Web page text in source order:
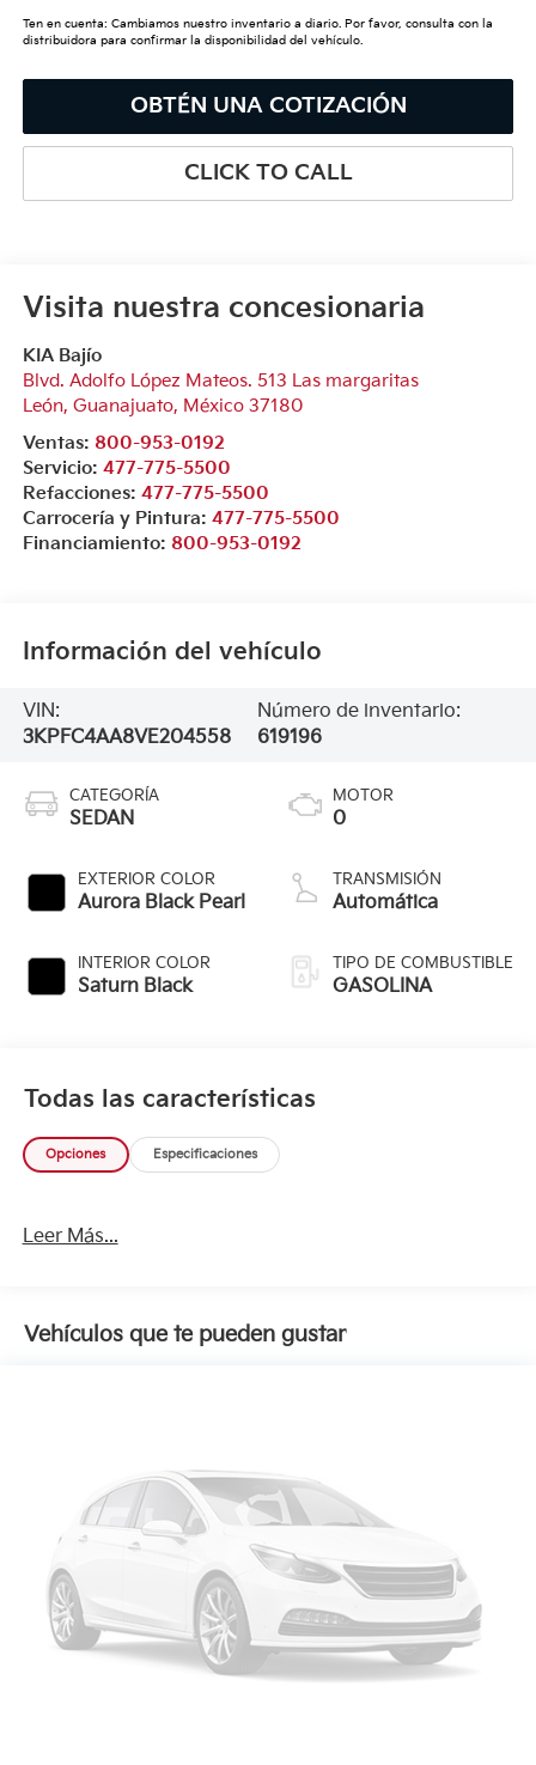
Ten en cuenta: Cambiamos nuestro inventario a diario. Por favor, consulta con la
distribuidora para confirmar la disponibilidad del vehículo.
OBTÉN UNA COTIZACIÓN
CLICK TO CALL
Visita nuestra concesionaria
KIA Bajío
Blvd. Adolfo López Mateos. 513 Las margaritas
León, Guanajuato, México 37180
Ventas: 800-953-0192
Servicio: 477-775-5500
Refacciones: 477-775-5500
Carrocería y Pintura: 477-775-5500
Financiamiento: 800-953-0192
Información del vehículo
VIN:
3KPFC4AA8VE204558
Número de inventario:
619196
CATEGORÍA
SEDAN
EXTERIOR COLOR
Aurora Black Pearl
INTERIOR COLOR
Saturn Black
MOTOR
0
TRANSMISIÓN
Automática
TIPO DE COMBUSTIBLE
GASOLINA
Todas las características
Opciones Especificaciones
Leer Más...
Vehículos que te pueden gustar